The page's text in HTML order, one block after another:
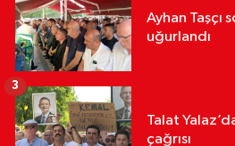
Ayhan Taşçı
uğurlandı
Talat
çağrısı
3